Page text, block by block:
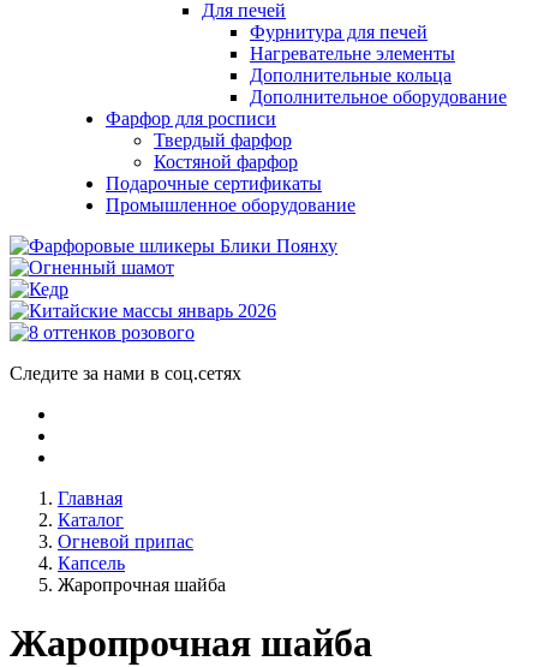
Для печей
Фурнитура для печей
Нагревательне элементы
Дополнительные кольца
Дополнительное оборудование
Фарфор для росписи
Твердый фарфор
Костяной фарфор
Подарочные сертификаты
Промышленное оборудование
Следите за нами в соц.сетях
Главная
Каталог
Огневой припас
Капсель
Жаропрочная шайба
Жаропрочная шайба